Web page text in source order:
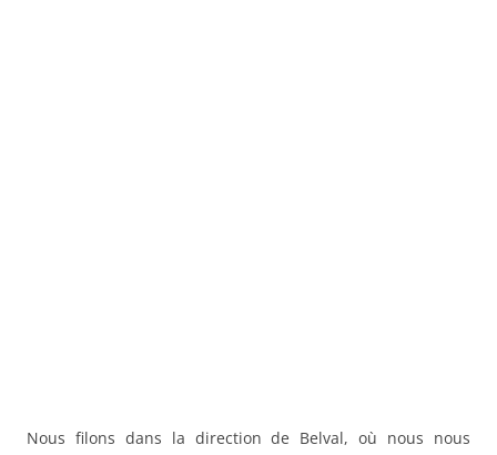
Nous filons dans la direction de Belval, où nous nous